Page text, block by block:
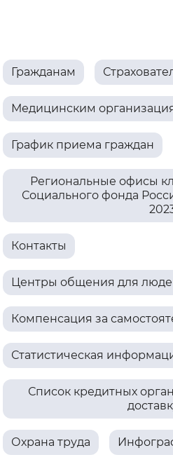
Без засечек
Интервал
Нормальный
Включены
Воспроизвести
Гражданам
Медицинским
График приема граждан
Региональные офисы
Социального фонда
Контакты
Центры общения для
Компенсация за
Статистическая
Список кредитных
Охрана труда